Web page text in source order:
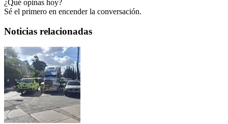
¿Qué opinas hoy?
Sé el primero en encender la conversación.
Noticias relacionadas